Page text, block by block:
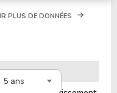
5 ans
PLUS DE DONNÉES